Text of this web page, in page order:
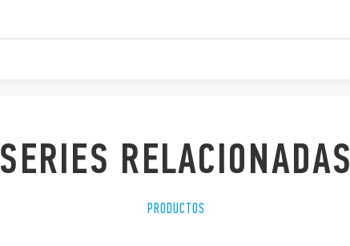
SERIES RELACIONADAS
PRODUCTOS